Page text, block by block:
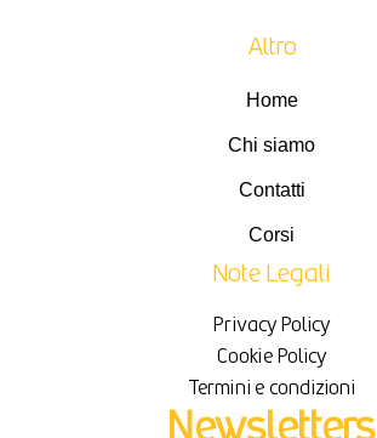
Altro
Home
Chi siamo
Contatti
Corsi
Note Legali
Privacy Policy
Cookie Policy
Termini e condizioni